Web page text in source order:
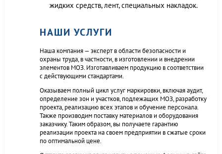
жидких средств, лент, специальных накладок.
НАШИ УСЛУГИ
Наша компания — эксперт в области безопасности и
охраны труда, в частности, в изготовлении и внедрении
элементов МОЗ. Изготавливаем продукцию в соответствии
с действующими стандартами.
Оказываем полный цикл услуг маркировки, включая аудит,
определение зон и участков, подлежащих МОЗ, разработку
проекта, реализацию всех этапов и обучение персонала.
Также производим поставку материалов и оборудования
заказчику. Таким образом, вы получаете гарантию
реализации проекта на своем предприятии в сжатые сроки
по оптимальной цене.